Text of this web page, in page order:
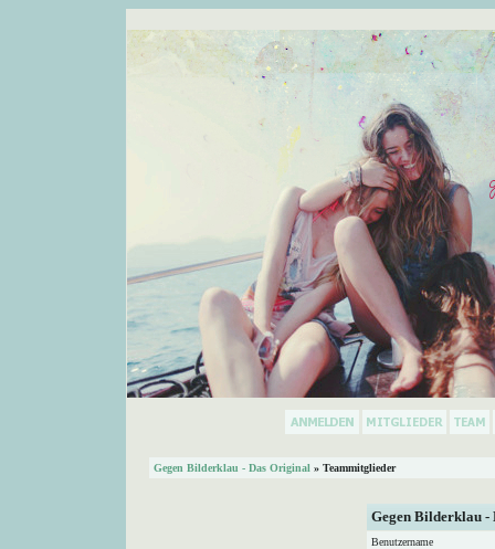
Gegen Bilderklau - Das Original » Teammitglieder
Gegen Bilderklau
Benutzername